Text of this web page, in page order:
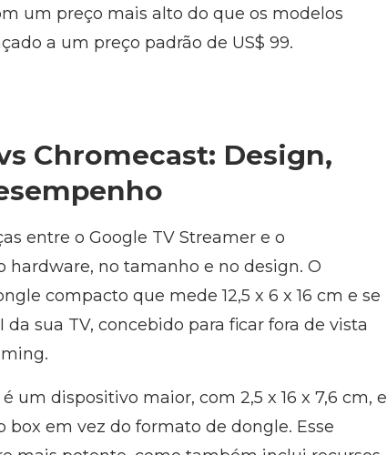
um preço mais alto do que os modelos
a um preço padrão de US$ 99.
Chromecast: Design,
entre o Google TV Streamer e o
hardware, no tamanho e no design. O
compacto que mede 12,5 x 6 x 16 cm e se
sua TV, concebido para ficar fora de vista
um dispositivo maior, com 2,5 x 16 x 7,6 cm, e
em vez do formato de dongle. Esse